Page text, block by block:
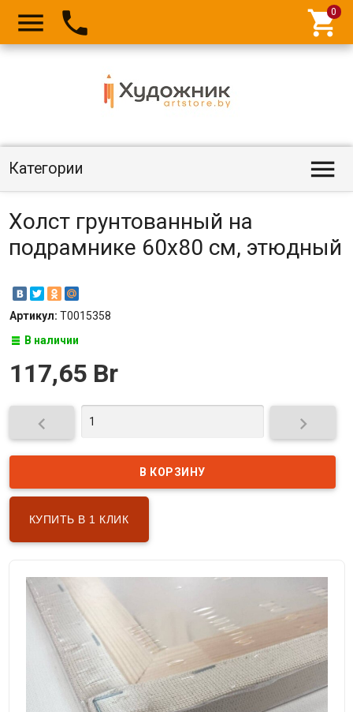
  
Категории 
Холст грунтованный на
подрамнике 60х80 см, этюдный
Артикул: Т0015358
В наличии
117,65 Br
 
КУПИТЬ В 1 КЛИК